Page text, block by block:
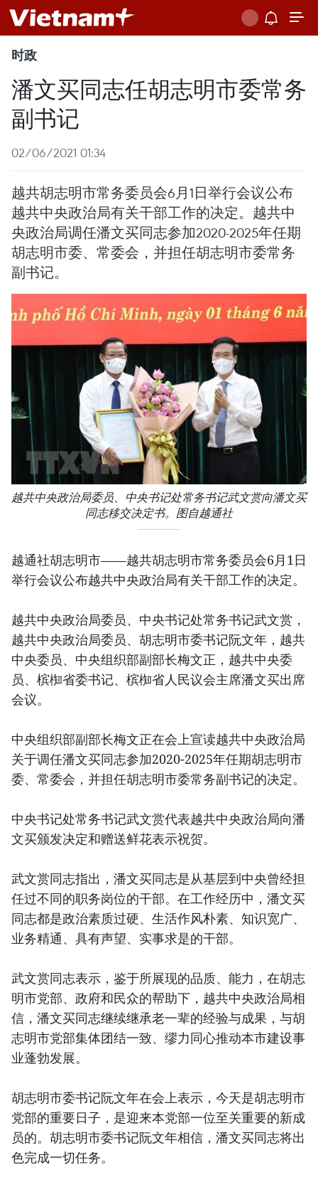
时政
潘文买同志任胡志明市委常务
副书记
02/06/2021 01:34
越共胡志明市常务委员会6月1日举行会议公布
越共中央政治局有关干部工作的决定。越共中
央政治局调任潘文买同志参加2020-2025年任期
胡志明市委、常委会，并担任胡志明市委常务
副书记。
越共中央政治局委员、中央书记处常务书记武文赏向潘文买
同志移交决定书。图自越通社
越通社胡志明市——越共胡志明市常务委员会6月1日
举行会议公布越共中央政治局有关干部工作的决定。
越共中央政治局委员、中央书记处常务书记武文赏，
越共中央政治局委员、胡志明市委书记阮文年，越共
中央委员、中央组织部副部长梅文正，越共中央委
员、槟椥省委书记、槟椥省人民议会主席潘文买出席
会议。
中央组织部副部长梅文正在会上宣读越共中央政治局
关于调任潘文买同志参加2020-2025年任期胡志明市
委、常委会，并担任胡志明市委常务副书记的决定。
中央书记处常务书记武文赏代表越共中央政治局向潘
文买颁发决定和赠送鲜花表示祝贺。
武文赏同志指出，潘文买同志是从基层到中央曾经担
任过不同的职务岗位的干部。在工作经历中，潘文买
同志都是政治素质过硬、生活作风朴素、知识宽广、
业务精通、具有声望、实事求是的干部。
武文赏同志表示，鉴于所展现的品质、能力，在胡志
明市党部、政府和民众的帮助下，越共中央政治局相
信，潘文买同志继续继承老一辈的经验与成果，与胡
志明市党部集体团结一致、缪力同心推动本市建设事
业蓬勃发展。
胡志明市委书记阮文年在会上表示，今天是胡志明市
党部的重要日子，是迎来本党部一位至关重要的新成
员的。胡志明市委书记阮文年相信，潘文买同志将出
色完成一切任务。